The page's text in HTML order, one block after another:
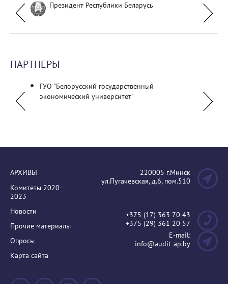
Президент Республики Беларусь
ПАРТНЕРЫ
ГУО "Белорусский государственный
экономический университет"
АРХИВЫ
Комитеты 2020-
2023
Новости
Прочие материалы
Опросы
Карта сайта
220005 г.Минск
ул.Пугачевская, д.6, пом.510
+375 (17) 363 70 43
+375 (29) 361 20 57
E-mail:
info@audit-ap.by